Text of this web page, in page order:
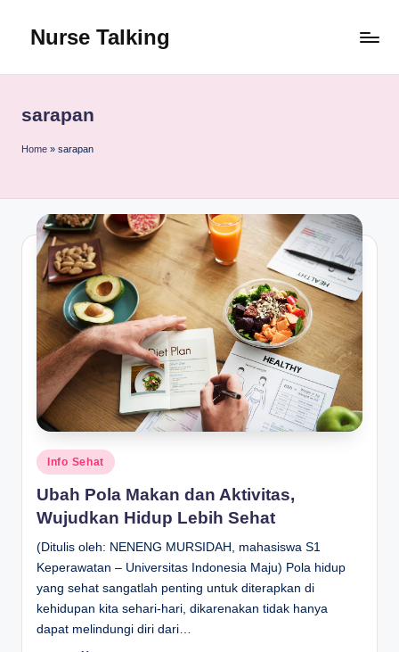
Nurse Talking
sarapan
Home » sarapan
Posted
in
Info Sehat
Ubah Pola Makan dan Aktivitas,
Wujudkan Hidup Lebih Sehat
(Ditulis oleh: NENENG MURSIDAH, mahasiswa S1
Keperawatan – Universitas Indonesia Maju) Pola hidup
yang sehat sangatlah penting untuk diterapkan di
kehidupan kita sehari-hari, dikarenakan tidak hanya
dapat melindungi diri dari…